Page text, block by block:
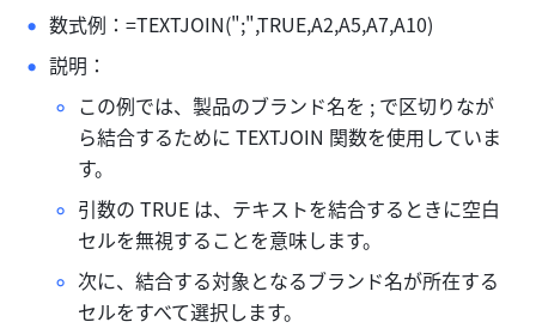
数式例：=TEXTJOIN(";",TRUE,A2,A5,A7,A10)
説明：
この例では、製品のブランド名を ; で区切りなが
ら結合するために TEXTJOIN 関数を使用していま
す。
引数の TRUE は、テキストを結合するときに空白
セルを無視することを意味します。
次に、結合する対象となるブランド名が所在する
セルをすべて選択します。